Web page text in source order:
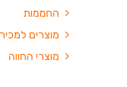
החממות
מוצרים
מוצרי החווה